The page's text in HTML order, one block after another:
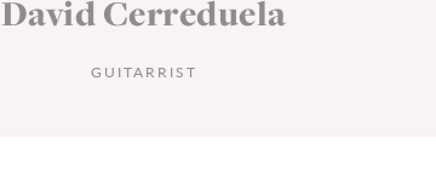
David Cerreduela
GUITARRIST